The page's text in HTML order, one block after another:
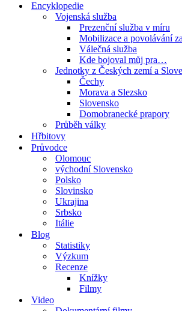
Encyklopedie
Vojenská služba
Prezenční služba v míru
Mobilizace a povolávání
Válečná služba
Kde bojoval můj pra…
Jednotky z Českých zemí a
Čechy
Morava a Slezsko
Slovensko
Domobranecké prapory
Průběh války
Hřbitovy
Průvodce
Olomouc
východní Slovensko
Polsko
Slovinsko
Ukrajina
Srbsko
Itálie
Blog
Statistiky
Výzkum
Recenze
Knížky
Filmy
Video